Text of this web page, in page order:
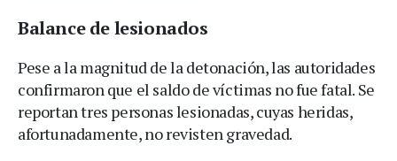
Balance de lesionados
Pese a la magnitud de la detonación, las autoridades
confirmaron que el saldo de víctimas no fue fatal. Se
reportan tres personas lesionadas, cuyas heridas,
afortunadamente, no revisten gravedad.